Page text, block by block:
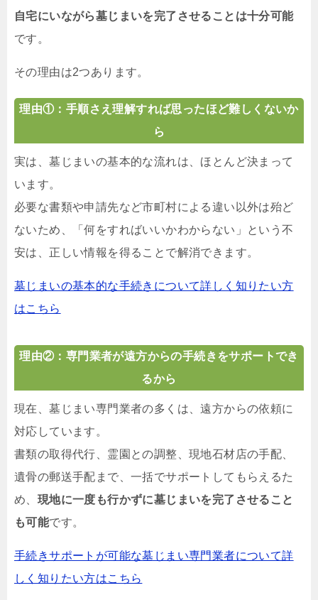
自宅にいながら墓じまいを完了させることは十分可能
です。
その理由は2つあります。
理由①：手順さえ理解すれば思ったほど難しくないか
ら
実は、墓じまいの基本的な流れは、ほとんど決まって
います。
必要な書類や申請先など市町村による違い以外は殆ど
ないため、「何をすればいいかわからない」という不
安は、正しい情報を得ることで解消できます。
墓じまいの基本的な手続きについて詳しく知りたい方
はこちら
理由②：専門業者が遠方からの手続きをサポートでき
るから
現在、墓じまい専門業者の多くは、遠方からの依頼に
対応しています。
書類の取得代行、霊園との調整、現地石材店の手配、
遺骨の郵送手配まで、一括でサポートしてもらえるた
め、 現地に一度も行かずに墓じまいを完了させること
も可能です。
手続きサポートが可能な墓じまい専門業者について詳
しく知りたい方はこちら